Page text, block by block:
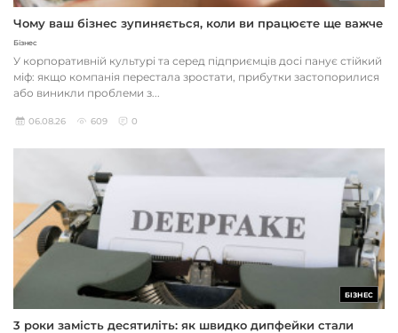
Чому ваш бізнес зупиняється, коли ви працюєте ще важче
Бізнес
У корпоративній культурі та серед підприємців досі панує стійкий
міф: якщо компанія перестала зростати, прибутки застопорилися
або виникли проблеми з...
06.08.26 609 0
БІЗНЕС
3 роки замість десятиліть: як швидко дипфейки стали